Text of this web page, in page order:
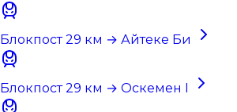
Блокпост 29 км → Айтеке Би
Блокпост 29 км → Оскемен I